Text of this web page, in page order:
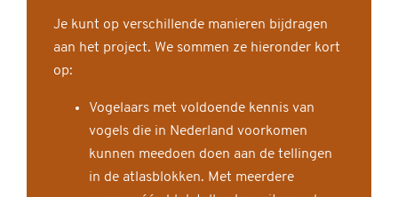
Je kunt op verschillende manieren bijdragen
aan het project. We sommen ze hieronder kort
op:
Vogelaars met voldoende kennis van
vogels die in Nederland voorkomen
kunnen meedoen doen aan de tellingen
in de atlasblokken. Met meerdere